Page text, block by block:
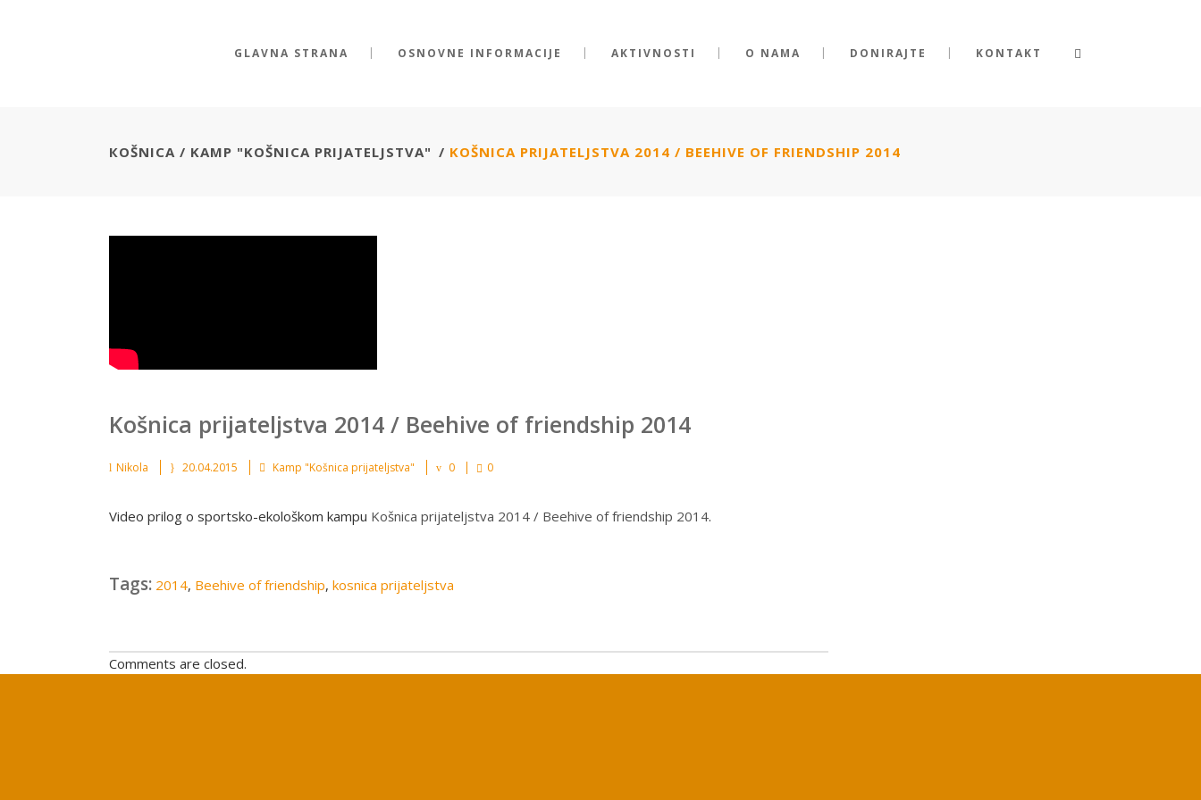
GLAVNA STRANA OSNOVNE INFORMACIJE AKTIVNOSTI O NAMA DONIRAJTE KONTAKT
КОŠNICA / KAMP "KOŠNICA PRIJATELJSTVA" / KOŠNICA PRIJATELJSTVA 2014 / BEEHIVE OF FRIENDSHIP 2014
Košnica prijateljstva 2014 / Beehive of friendship 2014
Nikola 20.04.2015 Kamp "Košnica prijateljstva" 0 0
Video prilog o sportsko-ekološkom kampu Košnica prijateljstva 2014 / Beehive of friendship 2014.
Tags: 2014, Beehive of friendship, kosnica prijateljstva
Comments are closed.